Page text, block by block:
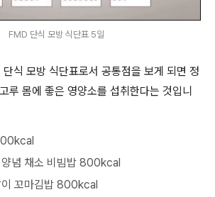
FMD 단식 모방 식단표 5일
단식 모방 식단표로서 공통점을 보게 되면 정
루 몸에 좋은 영양소를 섭취한다는 것입니
념 채소 비빔밥 800kcal
꼬마김밥 800kcal